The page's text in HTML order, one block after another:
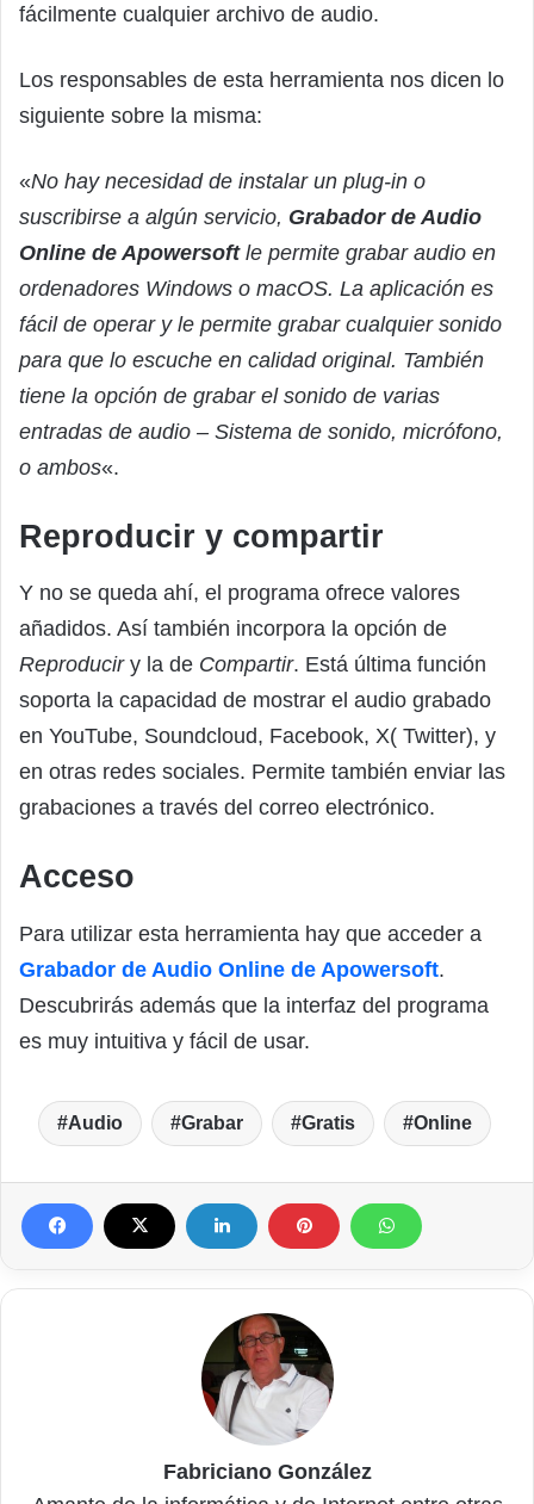
fácilmente cualquier archivo de audio.
Los responsables de esta herramienta nos dicen lo
siguiente sobre la misma:
«No hay necesidad de instalar un plug-in o
suscribirse a algún servicio, Grabador de Audio
Online de Apowersoftle permite grabar audio en
ordenadores Windows o macOS. La aplicación es
fácil de operar y le permite grabar cualquier sonido
para que lo escuche en calidad original. También
tiene la opción de grabar el sonido de varias
entradas de audio – Sistema de sonido, micrófono,
o ambos«.
Reproducir y compartir
Y no se queda ahí, el programa ofrece valores
añadidos. Así también incorpora la opción de
Reproduciry la de Compartir. Está última función
soporta la capacidad de mostrar el audio grabado
en YouTube, Soundcloud, Facebook, X( Twitter), y
en otras redes sociales. Permite también enviar las
grabaciones a través del correo electrónico.
Acceso
Para utilizar esta herramienta hay que acceder a
Grabador de Audio Online de Apowersoft.
Descubrirás además que la interfaz del programa
es muy intuitiva y fácil de usar.
Audio Grabar Gratis Online
Fabriciano González